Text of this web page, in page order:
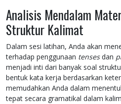
Analisis Mendalam
Struktur Kalimat
Dalam sesi latihan, Anda akan
terhadap penggunaan tensesdan
menjadi inti dari banyak soal
bentuk kata kerja berdasarkan
memudahkan Anda dalam
tepat secara gramatikal dalam